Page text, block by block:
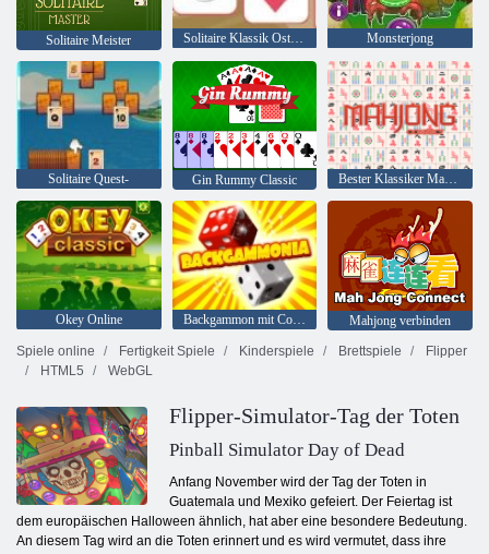
Solitaire Meister Solitaire Klassik Ostern Monsterjong
Solitaire Quest- Gin Rummy Classic Bester Klassiker Mahjong
Okey Online Backgammon mit Computer
Mahjong verbinden
Spiele online
Fertigkeit Spiele Kinderspiele Brettspiele
Flipper
HTML5
WebGL
Flipper-Simulator-Tag der Toten
Pinball Simulator Day of Dead
Anfang November wird der Tag der Toten in
Guatemala und Mexiko gefeiert. Der Feiertag ist
dem europäischen Halloween ähnlich, hat aber eine besondere Bedeutung.
An diesem Tag wird an die Toten erinnert und es wird vermutet, dass ihre